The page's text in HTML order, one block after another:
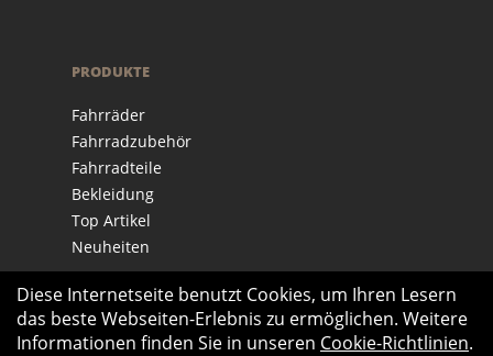
PRODUKTE
Fahrräder
Fahrradzubehör
Fahrradteile
Bekleidung
Top Artikel
Neuheiten
Diese Internetseite benutzt Cookies, um Ihren Lesern
das beste Webseiten-Erlebnis zu ermöglichen. Weitere
Informationen finden Sie in unseren Cookie-Richtlinien.